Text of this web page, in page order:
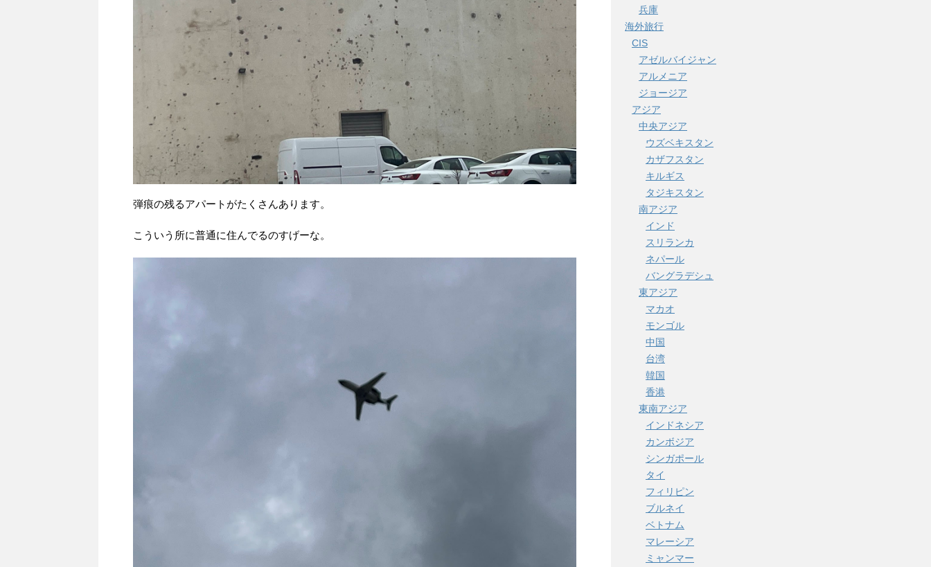
弾痕の残るアパートがたくさんあります。
こういう所に普通に住んでるのすげーな。
兵庫
海外旅行
CIS
アゼルバイジャン
アルメニア
ジョージア
アジア
中央アジア
ウズベキスタン
カザフスタン
キルギス
タジキスタン
南アジア
インド
スリランカ
ネパール
バングラデシュ
東アジア
マカオ
モンゴル
中国
台湾
韓国
香港
東南アジア
インドネシア
カンボジア
シンガポール
タイ
フィリピン
ブルネイ
ベトナム
マレーシア
ミャンマー